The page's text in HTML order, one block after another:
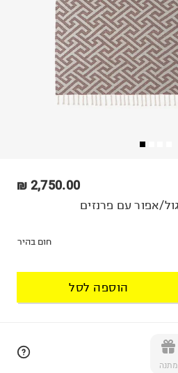
2,750.00 ₪
חום בהיר
הוספה לסל
מתנה